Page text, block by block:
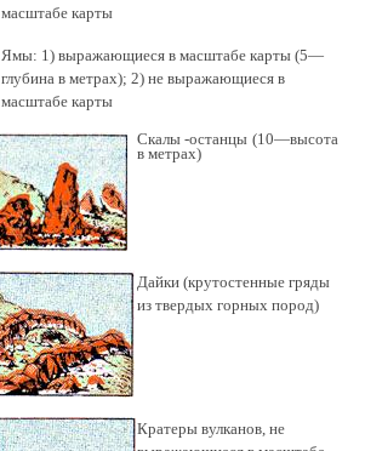
масштабе карты
Ямы: 1) выражающиеся в масштабе карты (5—
глубина в метрах); 2) не выражающиеся в
масштабе карты
Скалы -останцы (10—высота
в метрах)
Дайки (крутостенные гряды
из твердых горных пород)
Кратеры вулканов, не